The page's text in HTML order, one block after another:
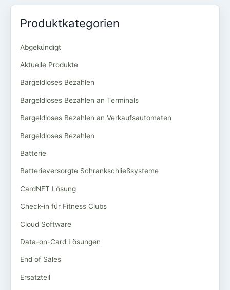
Produktkategorien
Abgekündigt
Aktuelle Produkte
Bargeldloses Bezahlen
Bargeldloses Bezahlen an Terminals
Bargeldloses Bezahlen an Verkaufsautomaten
Bargeldloses Bezahlen
Batterie
Batterieversorgte Schrankschließsysteme
CardNET Lösung
Check-in für Fitness Clubs
Cloud Software
Data-on-Card Lösungen
End of Sales
Ersatzteil